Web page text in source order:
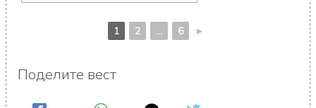
1 2 ... 6 ►
Поделите вест